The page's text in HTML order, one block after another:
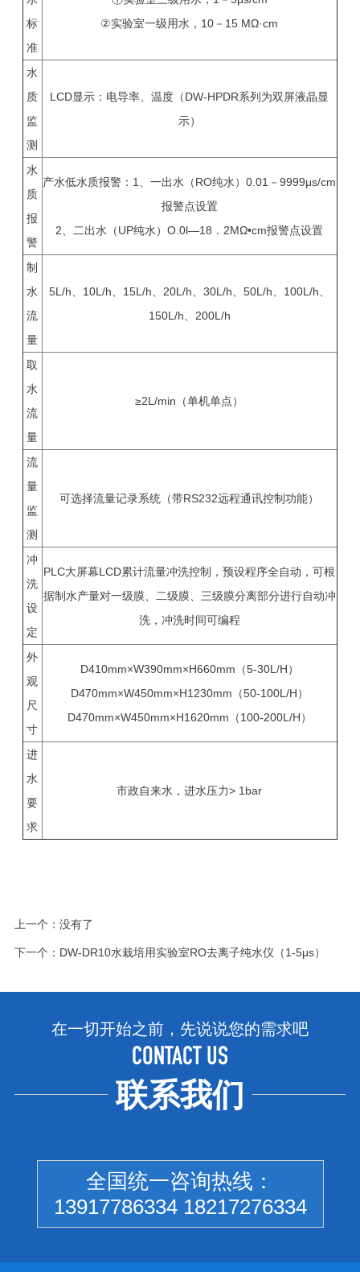
标
准
②实验室一级用水，10－15 MΩ·cm
水
质
监
测
LCD显示：电导率、温度（DW-HPDR系列为双屏液晶显
示）
水
质
报
警
产水低水质报警：1、一出水（RO纯水）0.01－9999μs/cm
报警点设置
2、二出水（UP纯水）O.0l—18．2MΩ•cm报警点设置
制
水
流
量
5L/h、10L/h、15L/h、20L/h、30L/h、50L/h、100L/h、
150L/h、200L/h
取
水
流
量
≥2L/min（单机单点）
流
量
监
测
可选择流量记录系统（带RS232远程通讯控制功能）
冲
洗
设
定
PLC大屏幕LCD累计流量冲洗控制，预设程序全自动，可根
据制水产量对一级膜、二级膜、三级膜分离部分进行自动冲
洗，冲洗时间可编程
外
观
尺
寸
D410mm×W390mm×H660mm（5-30L/H）
D470mm×W450mm×H1230mm（50-100L/H）
D470mm×W450mm×H1620mm（100-200L/H）
进
水
要
求
市政自来水，进水压力> 1bar
上一个：没有了
下一个： DW-DR10水栽培用实验室RO去离子纯水仪（1-5μs）
在一切开始之前，先说说您的需求吧
CONTACT US
联系我们
全国统一咨询热线：
13917786334 18217276334